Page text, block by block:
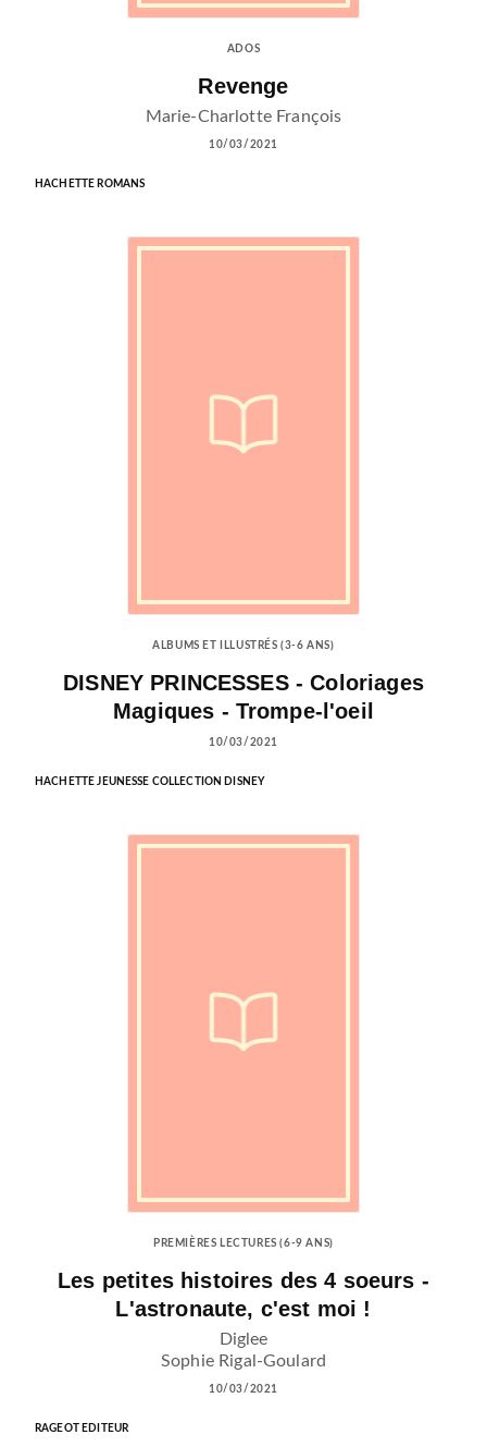
ADOS
Revenge
Marie-Charlotte François
10/03/2021
HACHETTE ROMANS
ALBUMS ET ILLUSTRÉS (3-6 ANS)
DISNEY PRINCESSES - Coloriages
Magiques - Trompe-l'oeil
10/03/2021
HACHETTE JEUNESSE COLLECTION DISNEY
PREMIÈRES LECTURES (6-9 ANS)
Les petites histoires des 4 soeurs -
L'astronaute, c'est moi !
Diglee
Sophie Rigal-Goulard
10/03/2021
RAGEOT EDITEUR